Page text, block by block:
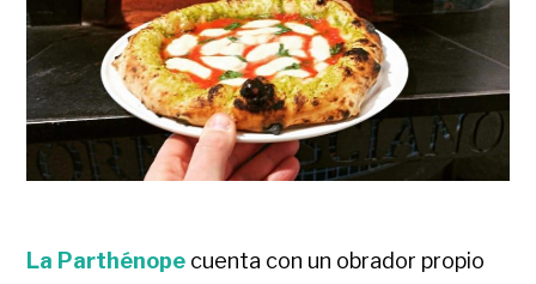
La Parthénope cuenta con un obrador propio